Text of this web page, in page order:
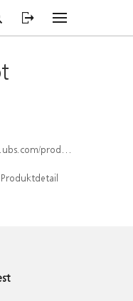
index/isin/CH1578797222
Produktdetail